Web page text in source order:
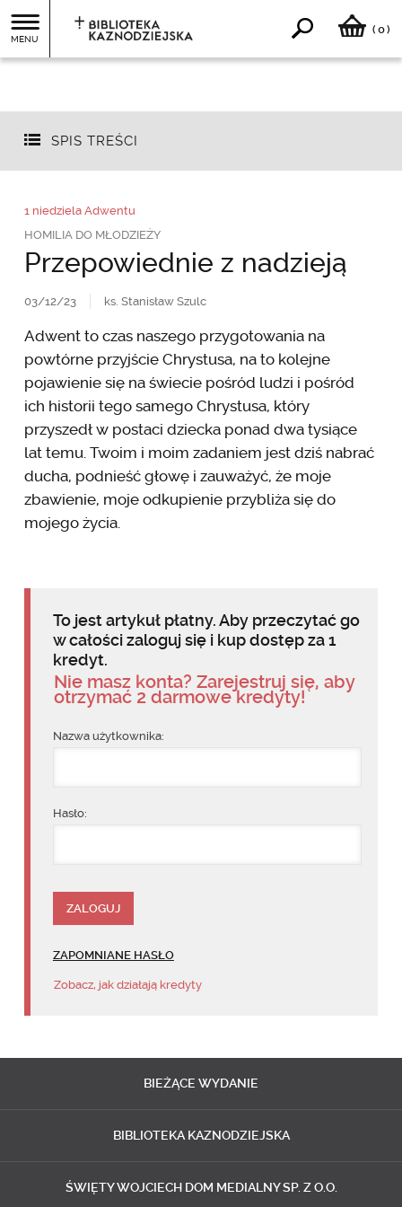
MENU
( 0)
SPIS TREŚCI
1 niedziela Adwentu
HOMILIA DO MŁODZIEŻY
Przepowiednie z nadzieją
03/12/23 ks. Stanisław Szulc
Adwent to czas naszego przygotowania na
powtórne przyjście Chrystusa, na to kolejne
pojawienie się na świecie pośród ludzi i pośród
ich historii tego samego Chrystusa, który
przyszedł w postaci dziecka ponad dwa tysiące
lat temu. Twoim i moim zadaniem jest dziś nabrać
ducha, podnieść głowę i zauważyć, że moje
zbawienie, moje odkupienie przybliża się do
mojego życia.
To jest artykuł płatny. Aby przeczytać go
w całości zaloguj się i kup dostęp za 1
kredyt.
Nie masz konta? Zarejestruj się, aby
otrzymać 2 darmowe kredyty!
Nazwa użytkownika:
Hasło:
ZAPOMNIANE HASŁO
Zobacz, jak działają kredyty
BIEŻĄCE WYDANIE
BIBLIOTEKA KAZNODZIEJSKA
ŚWIĘTY WOJCIECH DOM MEDIALNY SP. Z O.O.